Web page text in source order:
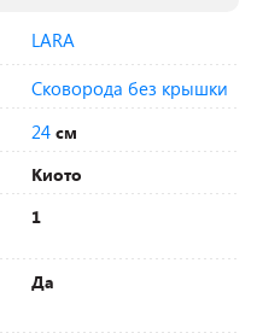
LARA
Сковорода без крышки
24 см
Киото
1
Да